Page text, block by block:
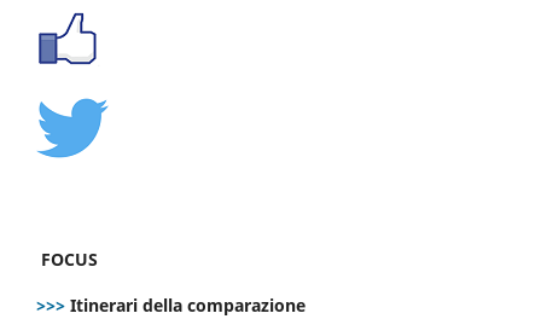
FOCUS
>>> Itinerari della comparazione